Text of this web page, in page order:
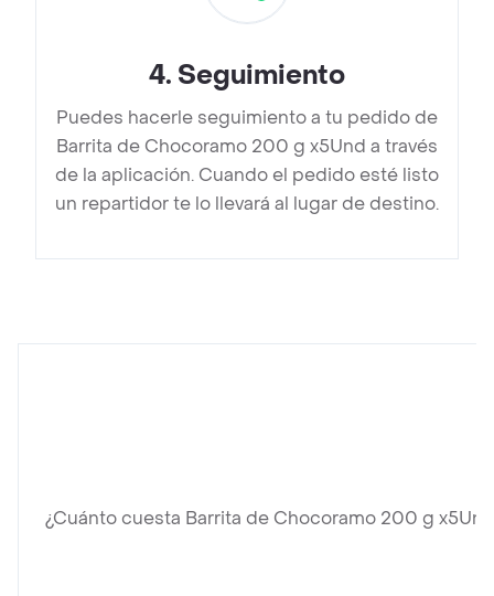
4. Seguimiento
Puedes hacerle seguimiento a tu pedido de
Barrita de Chocoramo 200 g x5Und a través
de la aplicación. Cuando el pedido esté listo
un repartidor te lo llevará al lugar de destino.
¿Cuánto cuesta Barrita de Chocoramo 200 g